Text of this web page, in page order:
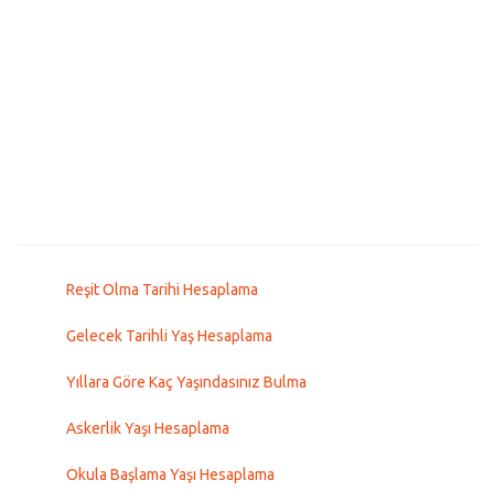
Reşit Olma Tarihi Hesaplama
Gelecek Tarihli Yaş Hesaplama
Yıllara Göre Kaç Yaşındasınız Bulma
Askerlik Yaşı Hesaplama
Okula Başlama Yaşı Hesaplama